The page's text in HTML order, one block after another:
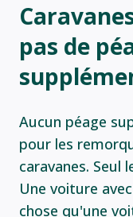
pas de
Aucun péage
pour les
caravanes. Seul
Une voiture
chose qu'une